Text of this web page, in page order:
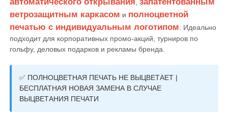
О Компании
контроль качества
,
ветрозащитным каркасом и полноцветной
печатью с индивидуальным логотипом . Идеально
подходит для корпоративных промо-акций, турниров по
гольфу, деловых подарков и рекламы бренда.
✅ ПОЛНОЦВЕТНАЯ ПЕЧАТЬ НЕ ВЫЦВЕТАЕТ |
БЕСПЛАТНАЯ НОВАЯ ЗАМЕНА В СЛУЧАЕ
ВЫЦВЕТАНИЯ ПЕЧАТИ